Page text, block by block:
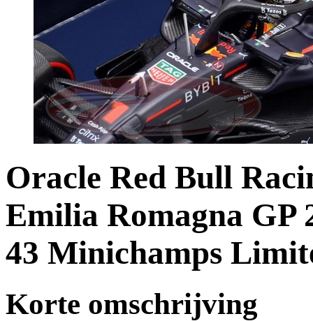
Oracle Red Bull
Emilia Romagna GP
43 Minichamps
Korte omschrijving